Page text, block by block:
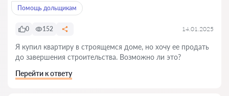
Помощь дольщикам
0 152 14.01.2025
Я купил квартиру в строящемся доме, но хочу ее продать
до завершения строительства. Возможно ли это?
Перейти к ответу